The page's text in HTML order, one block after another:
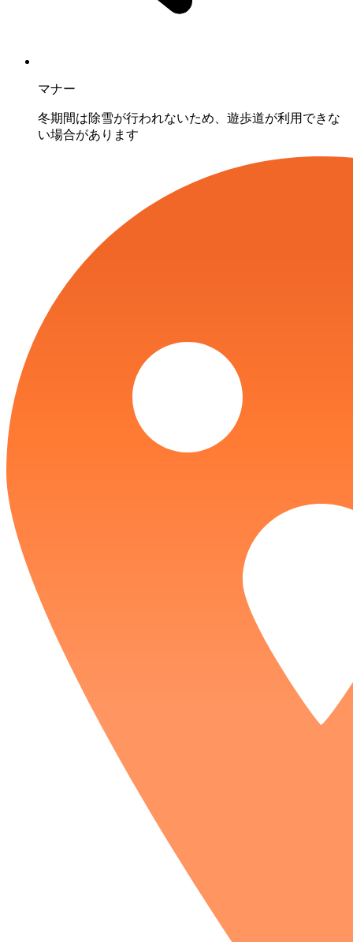
マナー
冬期間は除雪が行われないため、遊歩道が利用できな
い場合があります